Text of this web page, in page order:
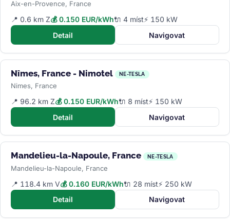
Aix-en-Provence, France
📍 0.6 km Z💰 0.150 EUR/kWh🔌 4 míst⚡ 150 kW
Detail
Navigovat
Nîmes, France - Nimotel NE-TESLA
Nimes, France
📍 96.2 km Z💰 0.150 EUR/kWh🔌 8 míst⚡ 150 kW
Detail
Navigovat
Mandelieu-la-Napoule, France NE-TESLA
Mandelieu-la-Napoule, France
📍 118.4 km V💰 0.160 EUR/kWh🔌 28 míst⚡ 250 kW
Detail
Navigovat